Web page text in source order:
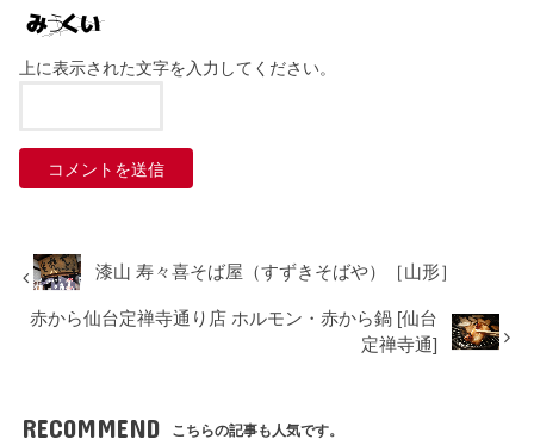
上に表示された文字を入力してください。
漆山 寿々喜そば屋（すずきそばや）［山形］
赤から仙台定禅寺通り店 ホルモン・赤から鍋 [仙台
定禅寺通]
RECOMMEND こちらの記事も人気です。